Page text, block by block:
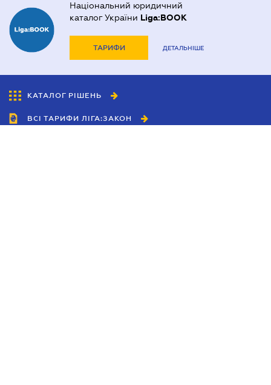
Національний юридичний
каталог України Liga:BOOK
ТАРИФИ ДЕТАЛЬНІШЕ
КАТАЛОГ РІШЕНЬ
ВСІ ТАРИФИ ЛІГА:ЗАКОН